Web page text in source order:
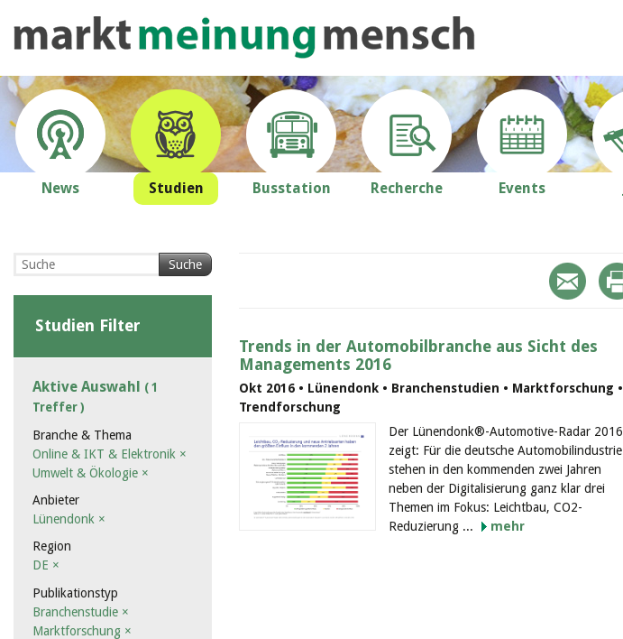
News Studien Busstation Recherche Events
Trends in der Automobilbranche aus Sicht des
Managements 2016
Okt 2016 • Lünendonk • Branchenstudien • Marktforschung •
Trendforschung
Der Lünendonk®-Automotive-Radar 2016
zeigt: Für die deutsche Automobilindustrie
stehen in den kommenden zwei Jahren
neben der Digitalisierung ganz klar drei
Themen im Fokus: Leichtbau, CO2-
Reduzierung ...
mehr
Suche
Studien Filter
Aktive Auswahl ( 1
Treffer )
Branche & Thema
Online & IKT & Elektronik ×
Umwelt & Ökologie ×
Anbieter
Lünendonk ×
Region
DE ×
Publikationstyp
Branchenstudie ×
Marktforschung ×